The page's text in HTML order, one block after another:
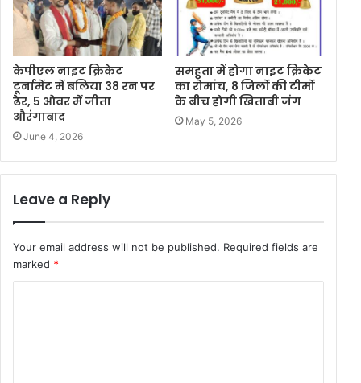
केपीएल नाइट क्रिकेट
टूर्नामेंट में बलिया 38 रन पर
ढेर, 5 ओवर में जीता
औरंगाबाद
June 4, 2026
समहुता में होगा नाइट क्रिकेट
का रोमांच, 8 जिलों की टीमों
के बीच होगी खिताबी जंग
May 5, 2026
Leave a Reply
Your email address will not be published. Required fields are
marked *